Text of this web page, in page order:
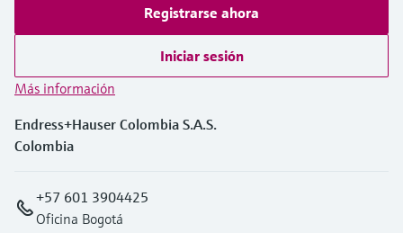
Registrarse ahora
Iniciar sesión
Más información
Endress+Hauser Colombia S.A.S.
Colombia
+57 601 3904425
Oficina Bogotá